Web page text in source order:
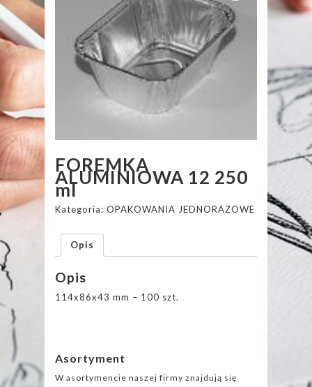
FOREMKA
ALUMINIOWA 12 250
ml
Kategoria: OPAKOWANIA JEDNORAZOWE
Opis
Opis
114x86x43 mm – 100 szt.
Asortyment
W asortymencie naszej firmy znajdują się